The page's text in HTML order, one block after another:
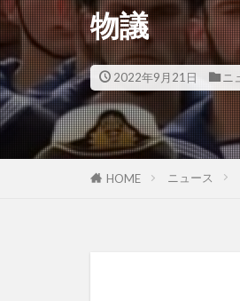
物議
2022年9月21日 ニ
HOME ニュース